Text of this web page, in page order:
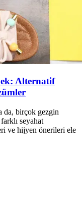
Alternatif
da, birçok gezgin
seyahat
ve hijyen önerileri ele